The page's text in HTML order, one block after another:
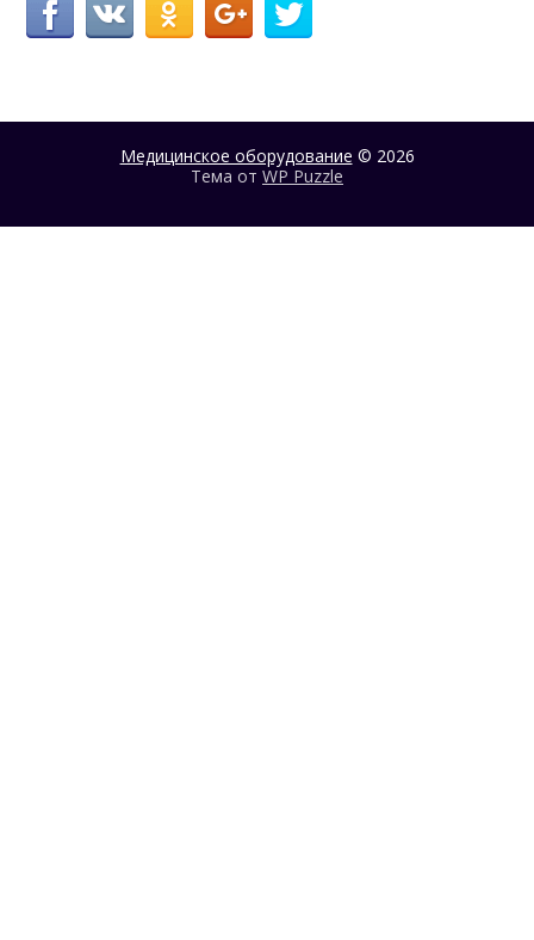
Медицинское оборудование © 2026
Тема от WP Puzzle